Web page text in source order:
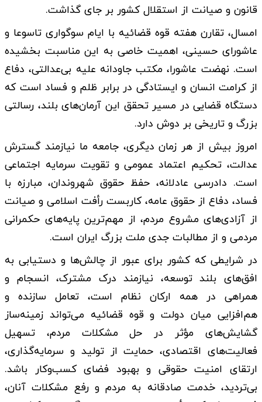
قانون و صیانت از استقلال کشور بر جای گذاشت.
امسال، تقارن هفته قوه قضائیه با ایام سوگواری تاسوعا و
عاشورای حسینی، اهمیت خاصی به این مناسبت بخشیده
است. نهضت عاشورا، مکتب جاودانه علیه بی‌عدالتی، دفاع
از کرامت انسان و ایستادگی در برابر ظلم و فساد است که
دستگاه قضایی در مسیر تحقق این آرمان‌های بلند، رسالتی
بزرگ و تاریخی بر دوش دارد.
امروز بیش از هر زمان دیگری، جامعه ما نیازمند گسترش
عدالت، تحکیم اعتماد عمومی و تقویت سرمایه اجتماعی
است. دادرسی عادلانه، حفظ حقوق شهروندان، مبارزه با
فساد، دفاع از حقوق عامه، کاربست رأفت اسلامی و صیانت
از آزادی‌های مشروع مردم، از مهم‌ترین پایه‌های حکمرانی
مردمی و از مطالبات جدی ملت بزرگ ایران است.
در شرایطی که کشور برای عبور از چالش‌ها و دستیابی به
افق‌های بلند توسعه، نیازمند درک مشترک، انسجام و
همراهی در همه ارکان نظام است، تعامل سازنده و
هم‌افزایی میان دولت و قوه قضائیه می‌تواند زمینه‌ساز
گشایش‌های مؤثر در حل مشکلات مردم، تسهیل
فعالیت‌های اقتصادی، حمایت از تولید و سرمایه‌گذاری،
ارتقای امنیت حقوقی و بهبود فضای کسب‌وکار باشد.
بی‌تردید، خدمت صادقانه به مردم و رفع مشکلات آنان،